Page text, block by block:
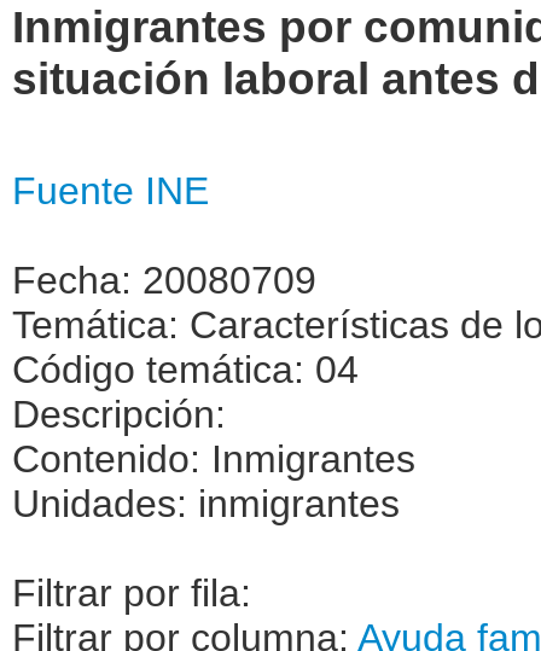
Inmigrantes por
situación laboral antes
Fuente INE
Fecha: 20080709
Temática: Características de
Código temática: 04
Descripción:
Contenido: Inmigrantes
Unidades: inmigrantes
Filtrar por fila:
Filtrar por columna: Ayuda